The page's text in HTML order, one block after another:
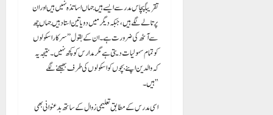
تقریباً پچاس مدرسے ایسے ہیں جہاں اساتذہ نہیں ہیں اور ان
پر تالے لگے ہیں، جبکہ دیگر میں دو یا تین استاد ہیں جہاں چھ
سے آٹھ کی ضرورت ہے۔ ان کے بقول “سرکار اسکولوں
کو تمام سہولیات دیتی ہے مگر مدارس کو کچھ نہیں۔ نتیجہ یہ
کہ والدین اپنے بچوں کو اسکولوں کی طرف بھیجنے لگے
ہیں۔”
اسی مدرس کے مطابق تعلیمی زوال کے ساتھ بدعنوانی بھی